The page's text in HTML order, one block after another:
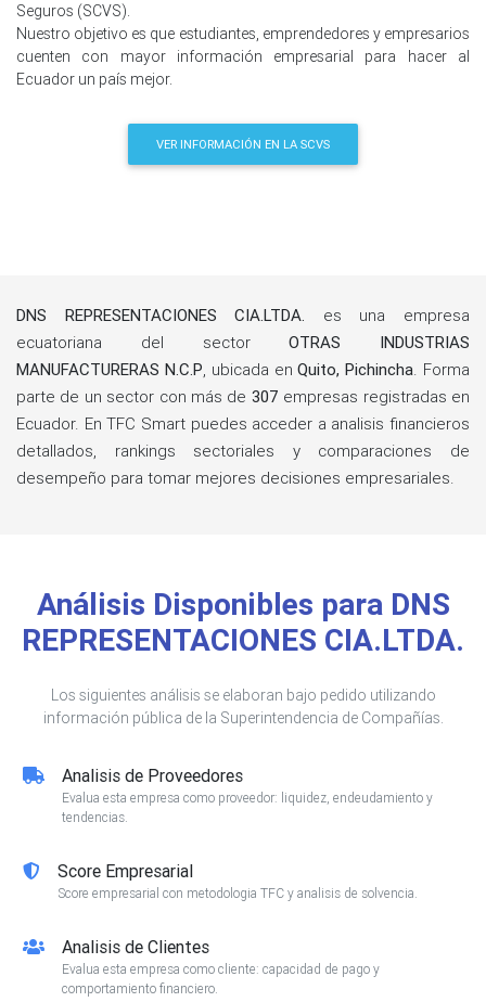
Seguros (SCVS).
Nuestro objetivo es que estudiantes, emprendedores y empresarios
cuenten con mayor información empresarial para hacer al
Ecuador un país mejor.
VER INFORMACIÓN EN LA SCVS
DNS REPRESENTACIONES CIA.LTDA. es una empresa
ecuatoriana del sectorOTRAS INDUSTRIAS
MANUFACTURERAS N.C.P, ubicada enQuito, Pichincha. Forma
parte de un sector con más de 307 empresas registradas en
Ecuador. En TFC Smart puedes acceder a analisis financieros
detallados, rankings sectoriales y comparaciones de
desempeño para tomar mejores decisiones empresariales.
Análisis Disponibles para DNS
REPRESENTACIONES CIA.LTDA.
Los siguientes análisis se elaboran bajo pedido utilizando
información pública de la Superintendencia de Compañías.
Analisis de Proveedores
Evalua esta empresa como proveedor: liquidez, endeudamiento y
tendencias.
Score Empresarial
Score empresarial con metodologia TFC y analisis de solvencia.
Analisis de Clientes
Evalua esta empresa como cliente: capacidad de pago y
comportamiento financiero.